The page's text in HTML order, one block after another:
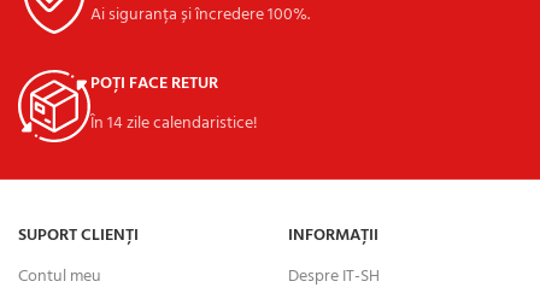
Ai siguranța și încredere 100%.
POȚI FACE RETUR
În 14 zile calendaristice!
SUPORT CLIENȚI
Contul meu
INFORMAȚII
Despre IT-SH